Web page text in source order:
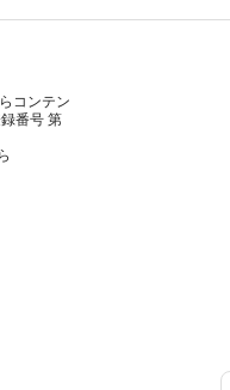
コンテン
番号 第